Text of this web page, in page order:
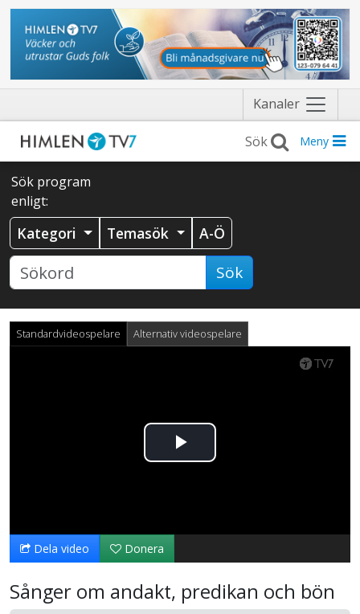
Kanaler Näytä
valikko
Meny
Sök program
enligt:
Kategori Temasök A-Ö
Sök
Standardvideospelare Alternativ videospelare
Spela
video
Dela video Donera
Sånger om andakt, predikan och bön